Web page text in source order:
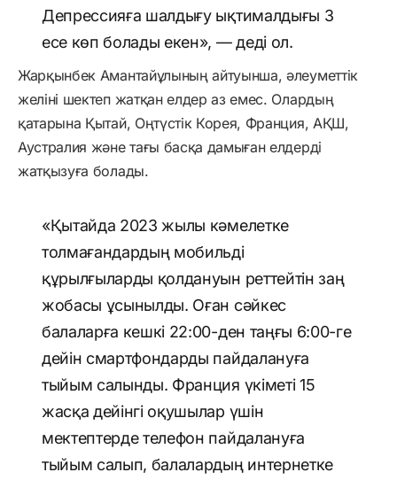
Депрессияға шалдығу ықтималдығы 3
есе көп болады екен», — деді ол.
Жарқынбек Амантайұлының айтуынша, әлеуметтік
желіні шектеп жатқан елдер аз емес. Олардың
қатарына Қытай, Оңтүстік Корея, Франция, АҚШ,
Аустралия және тағы басқа дамыған елдерді
жатқызуға болады.
«Қытайда 2023 жылы кәмелетке
толмағандардың мобильді
құрылғыларды қолдануын реттейтін заң
жобасы ұсынылды. Оған сәйкес
балаларға кешкі 22:00-ден таңғы 6:00-ге
дейін смартфондарды пайдалануға
тыйым салынды. Франция үкіметі 15
жасқа дейінгі оқушылар үшін
мектептерде телефон пайдалануға
тыйым салып, балалардың интернетке